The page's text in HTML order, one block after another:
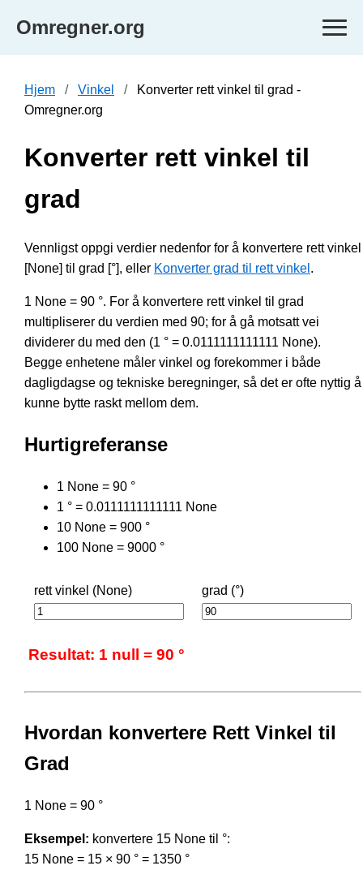
Omregner.org
Hjem Vinkel
Konverter rett vinkel til grad -
Omregner.org
Konverter rett vinkel til
grad
Vennligst oppgi verdier nedenfor for å konvertere rett vinkel
[None] til grad [°], eller Konverter grad til rett vinkel .
1 None = 90 °. For å konvertere rett vinkel til grad
multipliserer du verdien med 90; for å gå motsatt vei
dividerer du med den (1 ° = 0.0111111111111 None).
Begge enhetene måler vinkel og forekommer i både
dagligdagse og tekniske beregninger, så det er ofte nyttig å
kunne bytte raskt mellom dem.
Hurtigreferanse
1 None = 90 °
1 ° = 0.0111111111111 None
10 None = 900 °
100 None = 9000 °
rett vinkel (None) grad (°)
Resultat: 1 null = 90 °
Hvordan konvertere Rett Vinkel til
Grad
1 None = 90 °
Eksempel: konvertere 15 None til °:
15 None = 15 × 90 ° = 1350 °